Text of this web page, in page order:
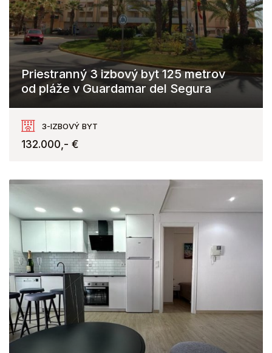
Priestranný 3 izbový byt 125 metrov
od pláže v Guardamar del Segura
Guardamar del Segura
3-IZBOVÝ BYT
132.000,- €